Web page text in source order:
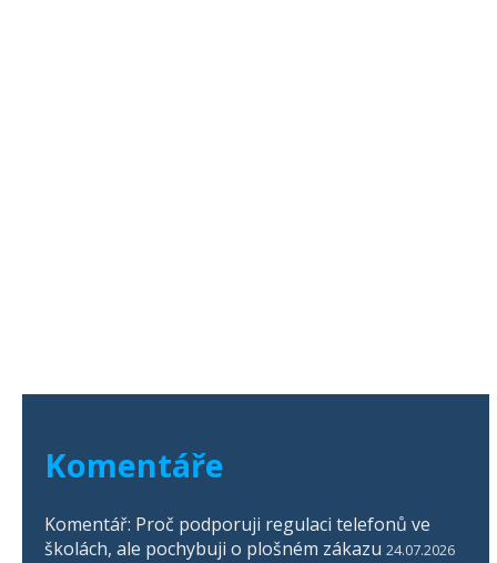
Komentáře
Komentář: Proč podporuji regulaci telefonů ve
školách, ale pochybuji o plošném zákazu 24.07.2026